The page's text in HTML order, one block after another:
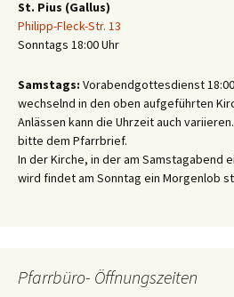
St. Pius (Gallus)
Philipp-Fleck-Str. 13
Sonntags 18:00 Uhr
Samstags: Vorabendgottesdienst
wechselnd in den oben aufgeführten
Anlässen kann die Uhrzeit auch
bitte dem Pfarrbrief.
In der Kirche, in der am Samstagabend
wird findet am Sonntag ein Morgenlob
Pfarrbüro- Öffnungszeiten